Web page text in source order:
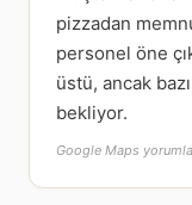
pizzadan
personel öne
üstü, ancak
bekliyor.
Google Maps